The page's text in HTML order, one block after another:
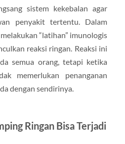
sistem kekebalan agar
penyakit tertentu. Dalam
“latihan” imunologis
reaksi ringan. Reaksi ini
semua orang, tetapi ketika
memerlukan penanganan
dengan sendirinya.
Ringan Bisa Terjadi